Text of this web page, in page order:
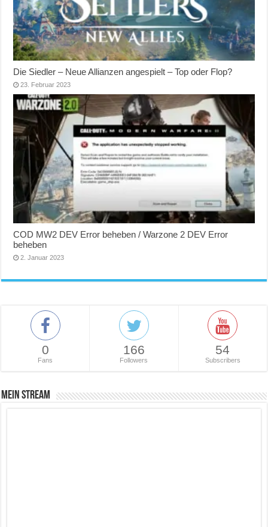
Die Siedler – Neue Allianzen angespielt – Top oder Flop?
23. Februar 2023
COD MW2 DEV Error beheben / Warzone 2 DEV Error
beheben
2. Januar 2023
0
Fans
166
Followers
54
Subscribers
Mein Stream